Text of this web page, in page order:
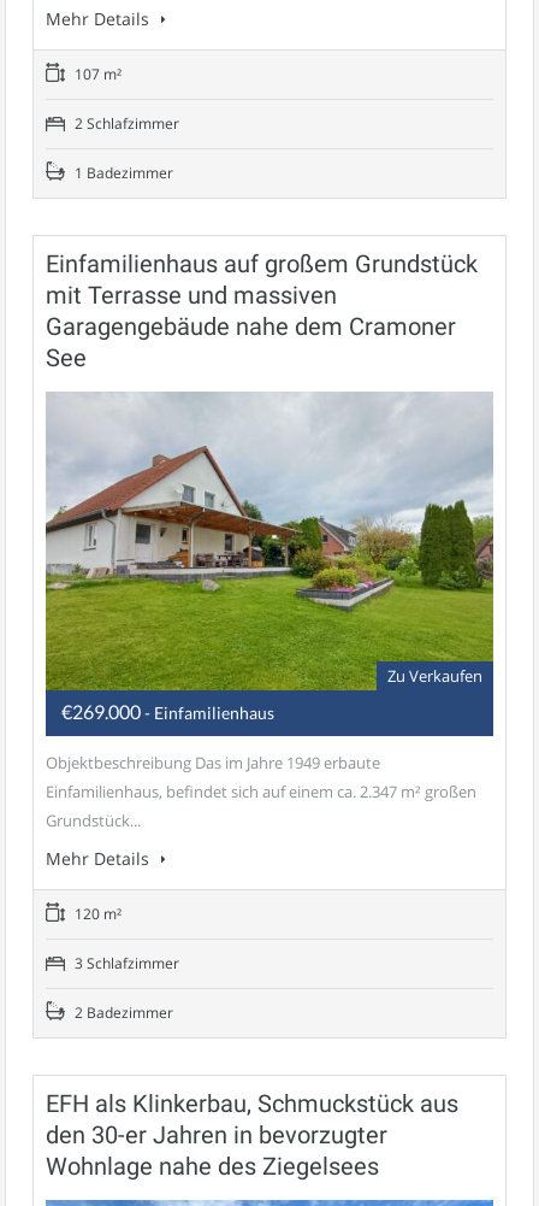
Mehr Details
107 m²
2 Schlafzimmer
1 Badezimmer
Einfamilienhaus auf großem Grundstück
mit Terrasse und massiven
Garagengebäude nahe dem Cramoner
See
Zu Verkaufen
€269.000- Einfamilienhaus
Objektbeschreibung Das im Jahre 1949 erbaute
Einfamilienhaus, befindet sich auf einem ca. 2.347 m² großen
Grundstück...
Mehr Details
120 m²
3 Schlafzimmer
2 Badezimmer
EFH als Klinkerbau, Schmuckstück aus
den 30-er Jahren in bevorzugter
Wohnlage nahe des Ziegelsees